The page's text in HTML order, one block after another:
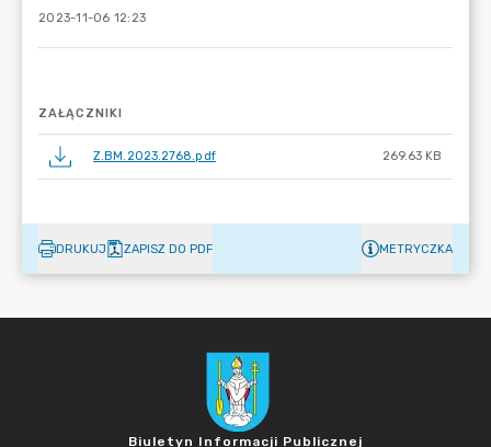
2023-11-06 12:23
ZAŁĄCZNIKI
Z.BM.2023.2768.pdf 269.63 KB
DRUKUJ ZAPISZ DO PDF METRYCZKA
Biuletyn Informacji Publicznej